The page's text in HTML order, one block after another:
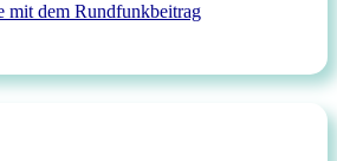
mit dem Rundfunkbeitrag